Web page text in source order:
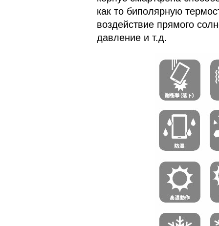
как то биполярную
воздействие прямого
давление и т.д.